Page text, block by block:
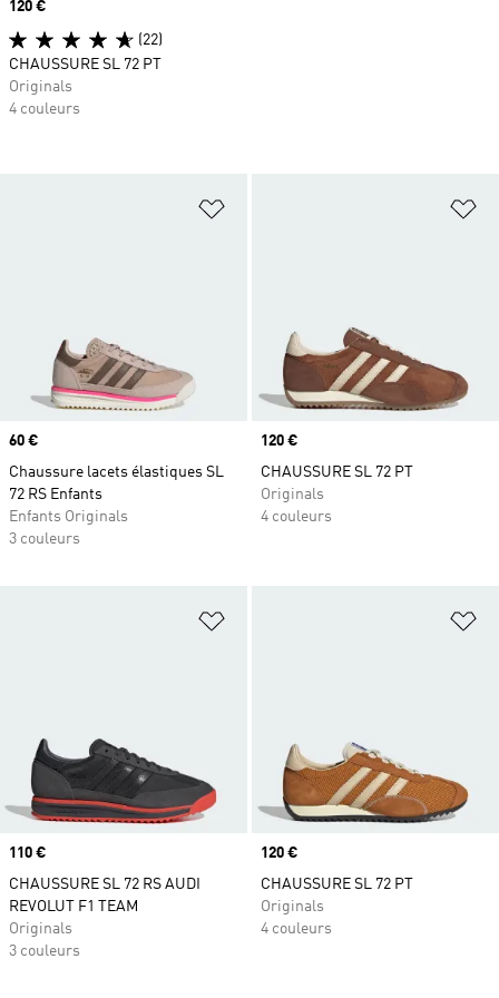
Ajouter à la Liste de produits
Prix
60 €
Chaussure lacets élastiques SL
72 RS Enfants
Enfants Originals
3 couleurs
Prix
120 €
CHAUSSURE SL 72 PT
Originals
4 couleurs
Ajouter à la Liste de produits
Prix
110 €
CHAUSSURE SL 72 RS AUDI
REVOLUT F1 TEAM
Originals
3 couleurs
Prix
120 €
CHAUSSURE SL 72 PT
Originals
4 couleurs
Prix
120 €
(22)
CHAUSSURE SL 72 PT
Originals
4 couleurs